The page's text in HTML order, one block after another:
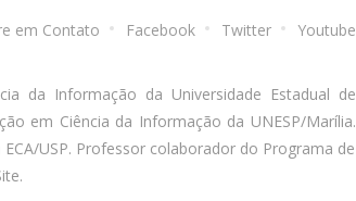
em Contato Facebook Twitter Youtube
da Informação da Universidade Estadual de
em Ciência da Informação da UNESP/Marília.
USP. Professor colaborador do Programa de